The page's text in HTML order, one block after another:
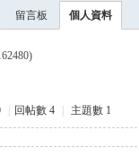
留言板 個人資料
回帖數 4 主題數 1